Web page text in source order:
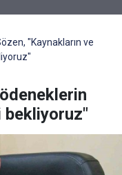
"Kaynakların ve